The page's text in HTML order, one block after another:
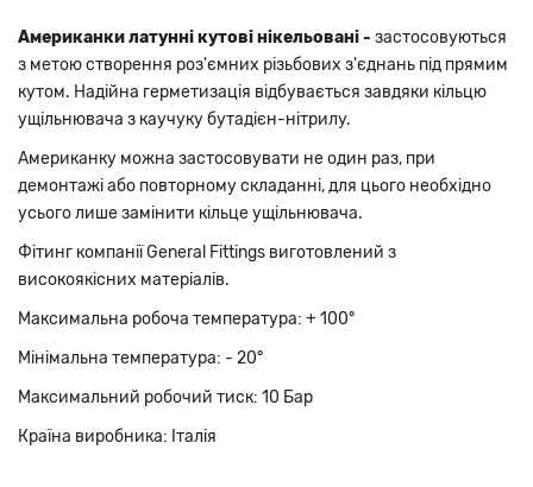
Американки латунні кутові нікельовані - застосовуються
з метою створення роз'ємних різьбових з'єднань під прямим
кутом. Надійна герметизація відбувається завдяки кільцю
ущільнювача з каучуку бутадієн-нітрилу.
Американку можна застосовувати не один раз, при
демонтажі або повторному складанні, для цього необхідно
усього лише замінити кільце ущільнювача.
Фітинг компанії General Fittings виготовлений з
високоякісних матеріалів.
Максимальна робоча температура: + 100°
Мінімальна температура: - 20°
Максимальний робочий тиск: 10 Бар
Країна виробника: Італія